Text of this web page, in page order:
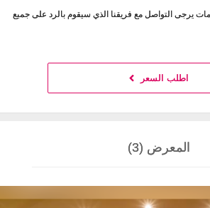
يرجى التواصل مع فريقنا الذي سيقوم بالرد على جميع
اطلب السعر
المعرض (3)